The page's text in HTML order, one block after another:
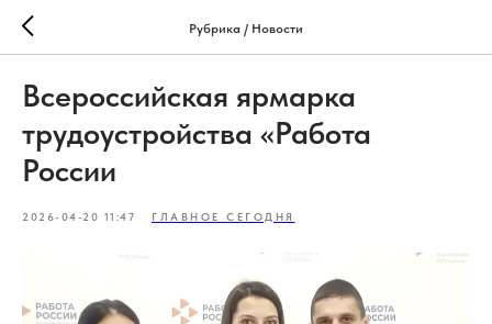
Рубрика / Новости
Всероссийская ярмарка
трудоустройства «Работа
России
2026-04-20 11:47 ГЛАВНОЕ СЕГОДНЯ